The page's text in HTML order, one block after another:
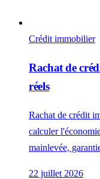
Crédit immobilier
Rachat de
réels
Rachat de crédit
calculer
mainlevée,
22 juillet 2026